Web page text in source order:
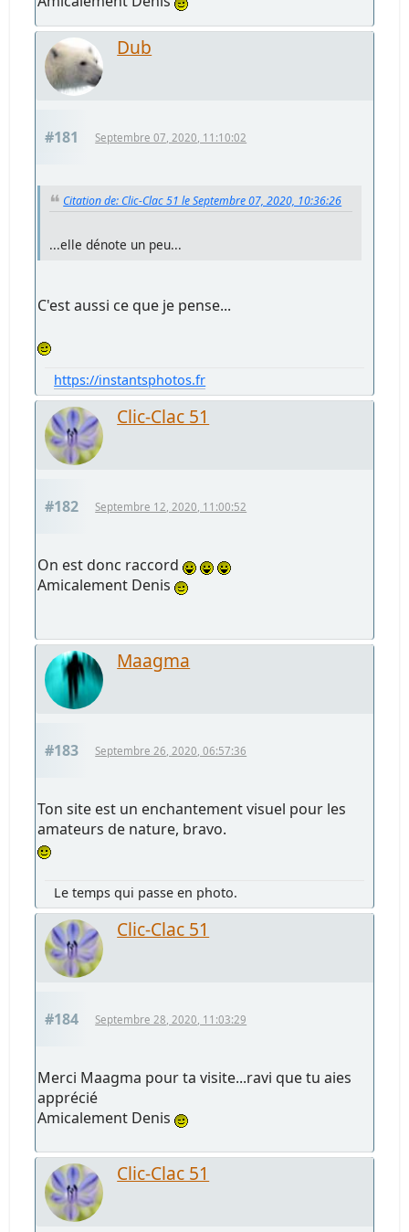
Dub
#181 Septembre 07, 2020, 11:10:02
Citation de: Clic-Clac 51 le Septembre 07, 2020, 10:36:26
...elle dénote un peu...
C'est aussi ce que je pense...
https://instantsphotos.fr
Clic-Clac 51
#182 Septembre 12, 2020, 11:00:52
On est donc raccord
Amicalement Denis
Maagma
#183 Septembre 26, 2020, 06:57:36
Ton site est un enchantement visuel pour les
amateurs de nature, bravo.
Le temps qui passe en photo.
Clic-Clac 51
#184 Septembre 28, 2020, 11:03:29
Merci Maagma pour ta visite...ravi que tu aies
apprécié
Amicalement Denis
Clic-Clac 51